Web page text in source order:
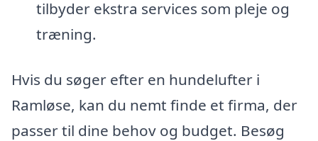
tilbyder ekstra services som pleje og
træning.
Hvis du søger efter en hundelufter i
Ramløse, kan du nemt finde et firma, der
passer til dine behov og budget. Besøg